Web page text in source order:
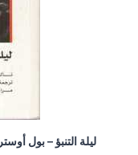
ليلة التنبؤ – بول أوستر